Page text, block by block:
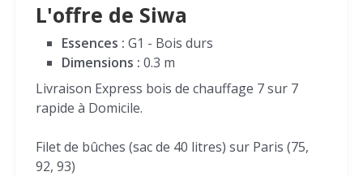
L'offre de Siwa
Essences : G1 - Bois durs
Dimensions : 0.3 m
Livraison Express bois de chauffage 7 sur 7
rapide à Domicile.
Filet de bûches (sac de 40 litres) sur Paris (75,
92, 93)